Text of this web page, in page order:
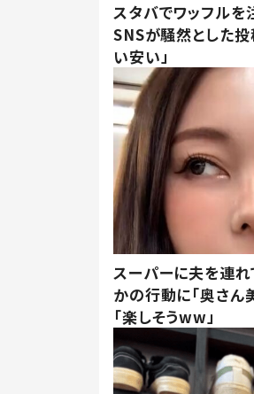
スタバでワッフルを
SNSが騒然とした投
い安い」
スーパーに夫を連れ
かの行動に「奥さん
「楽しそうww」